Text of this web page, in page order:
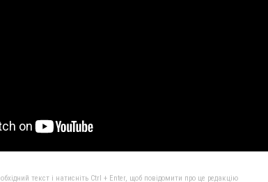
текст і натисніть Ctrl + Enter, щоб повідомити про це редакцію